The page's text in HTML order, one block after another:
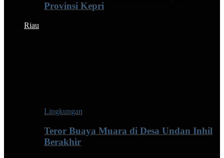
Provinsi Kepri
Riau
Lingkungan
Teror Buaya Muara di Desa Undan Inhil
Berakhir